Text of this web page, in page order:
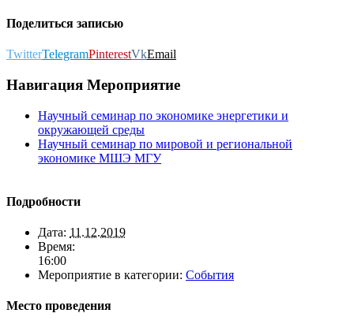
Поделиться записью
TwitterTelegramPinterestVkEmail
Навигация Мероприятие
Научный семинар по экономике энергетики и
окружающей среды
Научный семинар по мировой и региональной
экономике МШЭ МГУ
Подробности
Дата: 11.12.2019
Время:
16:00
Мероприятие в категории: События
Место проведения